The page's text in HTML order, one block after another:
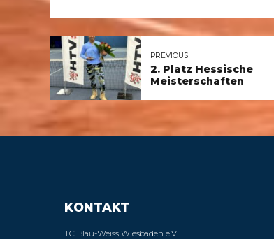
PREVIOUS
2. Platz Hessische
Meisterschaften
KONTAKT
TC Blau-Weiss Wiesbaden e.V.